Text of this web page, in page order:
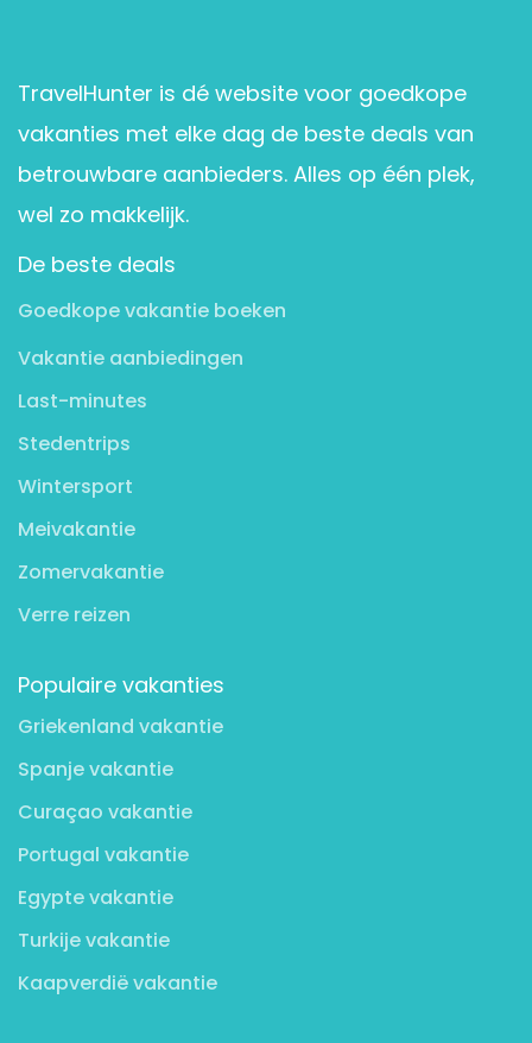
TravelHunter is dé website voor goedkope
vakanties met elke dag de beste deals van
betrouwbare aanbieders. Alles op één plek,
wel zo makkelijk.
De beste deals
Goedkope vakantie boeken
Vakantie aanbiedingen
Last-minutes
Stedentrips
Wintersport
Meivakantie
Zomervakantie
Verre reizen
Populaire vakanties
Griekenland vakantie
Spanje vakantie
Curaçao vakantie
Portugal vakantie
Egypte vakantie
Turkije vakantie
Kaapverdië vakantie